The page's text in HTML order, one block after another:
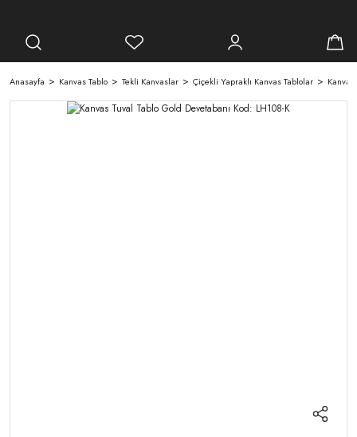
Anasayfa Kanvas Tablo Tekli Kanvaslar Çiçekli Yapraklı Kanvas Tablolar